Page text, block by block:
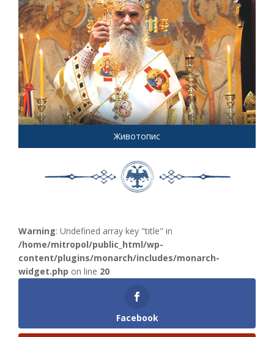
Животопис
Warning: Undefined array key "title" in
/home/mitropol/public_html/wp-
content/plugins/monarch/includes/monarch-
widget.php on line 20
Facebook